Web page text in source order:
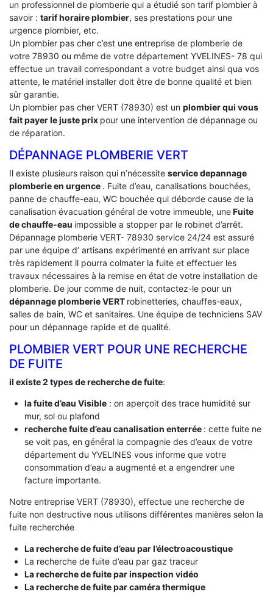
un professionnel de plomberie qui a étudié son tarif plombier à
savoir : tarif horaire plombier, ses prestations pour une
urgence plombier, etc.
Un plombier pas cher c’est une entreprise de plomberie de
votre 78930 ou même de votre département YVELINES- 78 qui
effectue un travail correspondant a votre budget ainsi qua vos
attente, le matériel installer doit être de bonne qualité et bien
sûr garantie.
Un plombier pas cher VERT (78930) est un plombier qui vous
fait payer le juste prix pour une intervention de dépannage ou
de réparation.
DÉPANNAGE PLOMBERIE VERT
Il existe plusieurs raison qui n’nécessite service depannage
plomberie en urgence . Fuite d’eau, canalisations bouchées,
panne de chauffe-eau, WC bouchée qui déborde cause de la
canalisation évacuation général de votre immeuble, uneFuite
de chauffe-eau impossible a stopper par le robinet d’arrêt.
Dépannage plomberie VERT- 78930 service 24/24 est assuré
par une équipe d’ artisans expérimenté en arrivant sur place
très rapidement il pourra colmater la fuite et effectuer les
travaux nécessaires à la remise en état de votre installation de
plomberie. De jour comme de nuit, contactez-le pour un
dépannage plomberie VERT robinetteries, chauffes-eaux,
salles de bain, WC et sanitaires. Une équipe de techniciens SAV
pour un dépannage rapide et de qualité.
PLOMBIER VERT POUR UNE RECHERCHE
DE FUITE
il existe 2 types de recherche de fuite:
la fuite d’eau Visible: on aperçoit des trace humidité sur
mur, sol ou plafond
recherche fuite d’eau canalisation enterrée : cette fuite ne
se voit pas, en général la compagnie des d’eaux de votre
département du YVELINES vous informe que votre
consommation d’eau a augmenté et a engendrer une
facture importante.
Notre entreprise VERT (78930), effectue une recherche de
fuite non destructive nous utilisons différentes manières selon la
fuite recherchée
La recherche de fuite d’eau par l’électroacoustique
La recherche de fuite d’eau par gaz traceur
La recherche de fuite par inspection vidéo
La recherche de fuite par caméra thermique